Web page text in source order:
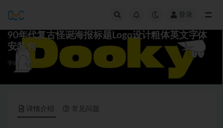
登录
90年代复古怪诞海报标题Logo设计粗体英文字体
安装包
字体 15
详情介绍 常见问题